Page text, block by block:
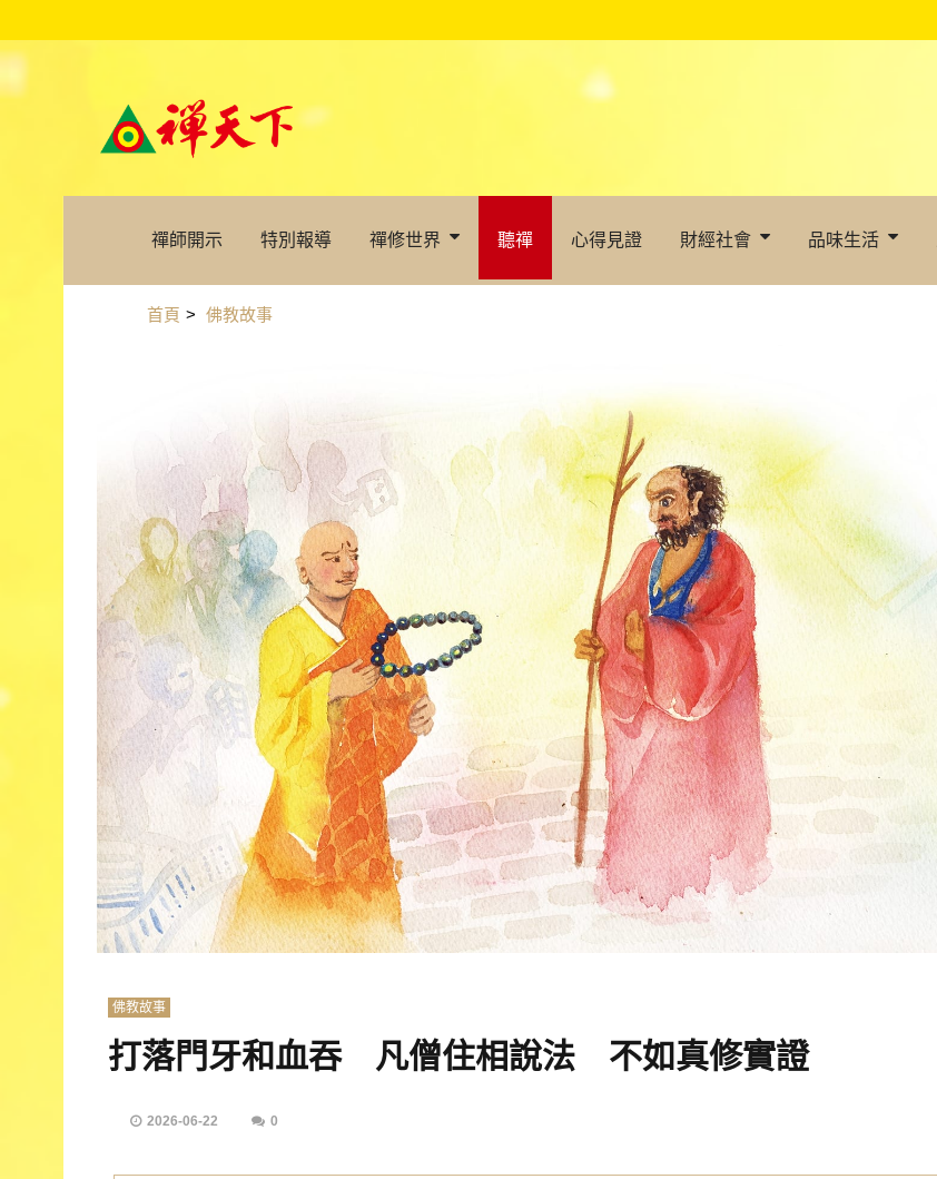
禪師開示 特別報導 禪修世界 聽禪 心得見證 財經社會 品味生活
首頁 > 佛教故事
佛教故事
打落門牙和血吞 凡僧住相說法 不如真修實證
2026-06-22 0